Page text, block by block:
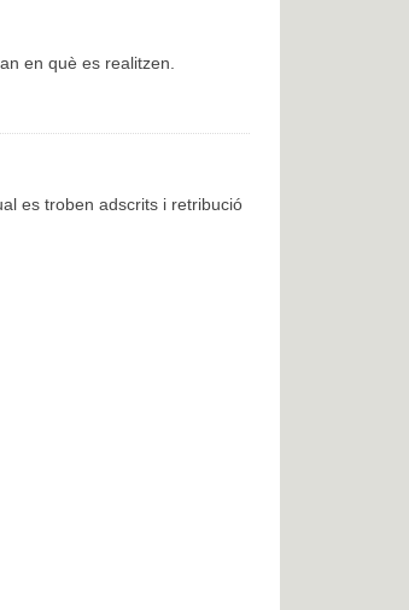
en què es realitzen.
es troben adscrits i retribució